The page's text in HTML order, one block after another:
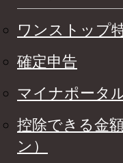
ワンストップ
確定申告
マイナポータ
控除できる金
ン）